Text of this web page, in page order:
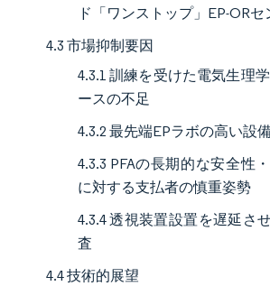
ド「ワンストップ」EP-ORセ
4.3 市場抑制要因
4.3.1 訓練を受けた電気生理
ースの不足
4.3.2 最先端EPラボの高い設
4.3.3 PFAの長期的な安全性
に対する支払者の慎重姿勢
4.3.4 透視装置設置を遅延さ
査
4.4 技術的展望